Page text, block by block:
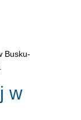
Busku-
w